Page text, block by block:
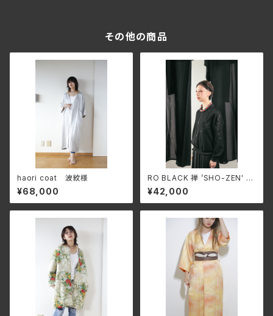
その他の商品
haori coat 波紋様
¥68,000
RO BLACK 禅 ’SHO-ZEN' si
ngle short blouson(ragran
sleeve)
¥42,000